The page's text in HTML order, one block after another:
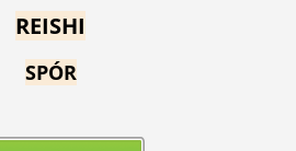
REISHI
SPÓR